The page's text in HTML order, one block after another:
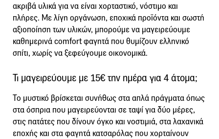
ακριβά υλικά για να είναι χορταστικό, νόστιμο και
πλήρες. Με λίγη οργάνωση, εποχικά προϊόντα και σωστή
αξιοποίηση των υλικών, μπορούμε να μαγειρεύουμε
καθημερινά comfort φαγητά που θυμίζουν ελληνικό
σπίτι, χωρίς να ξεφεύγουμε οικονομικά.
Τι μαγειρεύουμε με 15€ την ημέρα για 4 άτομα;
Το μυστικό βρίσκεται συνήθως στα απλά πράγματα όπως
στα όσπρια που μαγειρεύονται σε ταψί για δύο μέρες,
στις πατάτες που δίνουν όγκο και νοστιμιά, στα λαχανικά
εποχής και στα φαγητά κατσαρόλας που χορταίνουν